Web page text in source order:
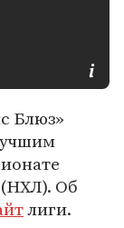
Блюз»
Об
лиги.